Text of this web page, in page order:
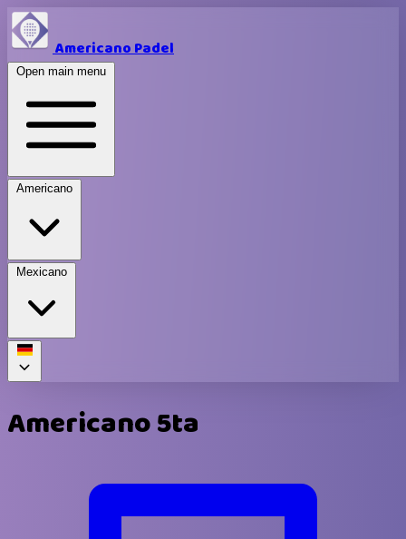
Americano Padel
Open main menu
Americano
Mexicano
Americano 5ta